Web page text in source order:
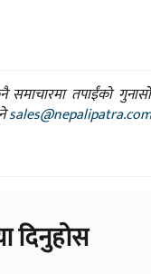
समाचारमा तपाईंको
sales@nepalipatra.com
दिनुहोस